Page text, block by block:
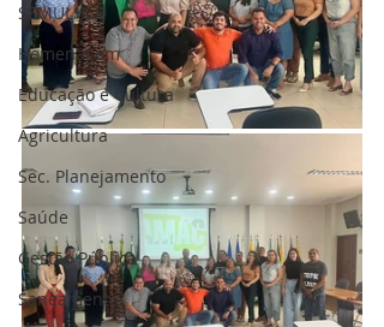
SEMULHER
Homenagem
Educação e Cultura
Agricultura
Sec. Planejamento
Saúde
Gestão Pública
Saneamento